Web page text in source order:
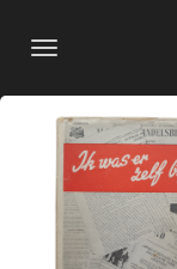
content